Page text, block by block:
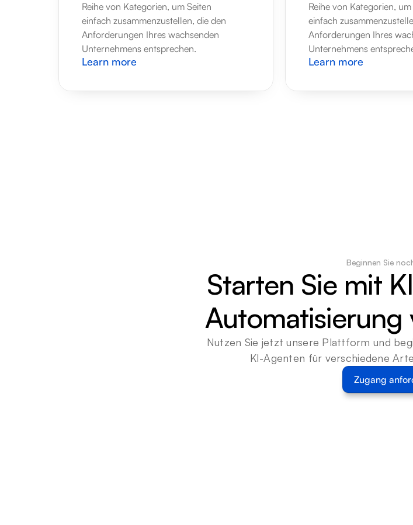
Reihe von Kategorien, um Seiten
einfach zusammenzustellen, die den
Anforderungen Ihres wachsenden
Unternehmens entsprechen.
Learn more
Reihe von Kategorien, um
einfach
Anforderungen Ihres
Unternehmens
Learn more
Beginnen Sie
Starten Sie mit
Automatisierung
Nutzen Sie jetzt unsere Plattform und
KI-Agenten für verschiedene
Zugang